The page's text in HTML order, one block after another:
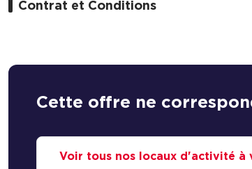
Contrat et Conditions
Cette offre ne
Voir tous nos locaux d'activité à